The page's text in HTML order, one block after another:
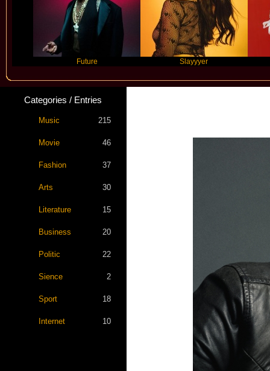
Categories / Entries
Music 215
Movie 46
Fashion 37
Arts 30
Literature 15
Business 20
Politic 22
Sience 2
Sport 18
Internet 10